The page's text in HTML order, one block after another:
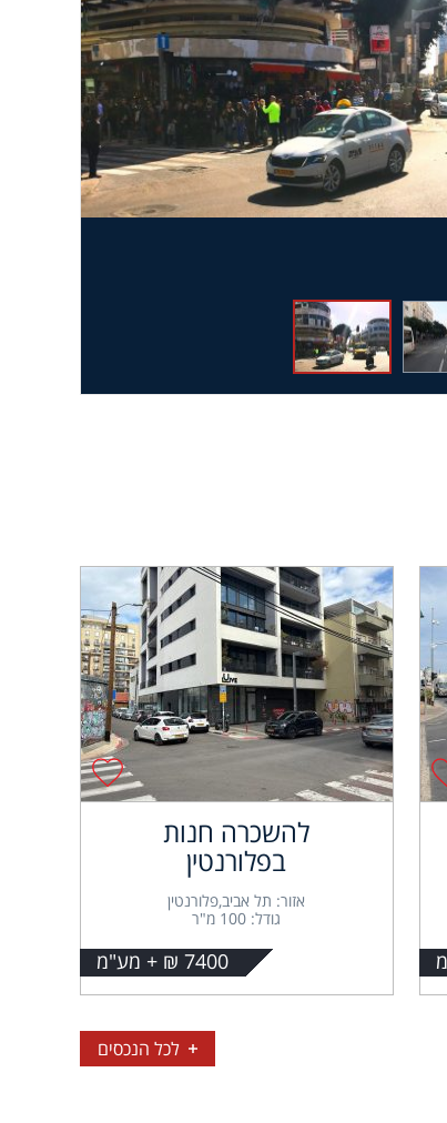
להשכרה חנות
בפלורנטין
אזור: תל אביב,פלורנטין
גודל: 100 מ"ר
7400 ₪ + מע"מ
לכל הנכסים